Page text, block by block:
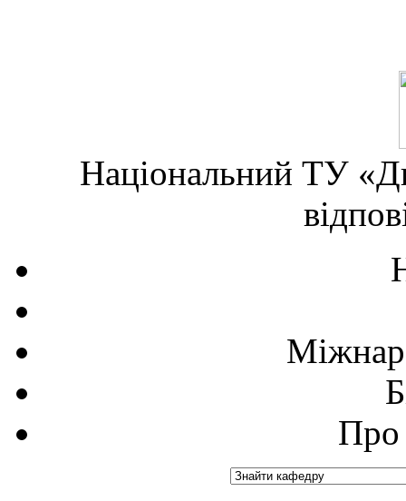
Національний ТУ
Про